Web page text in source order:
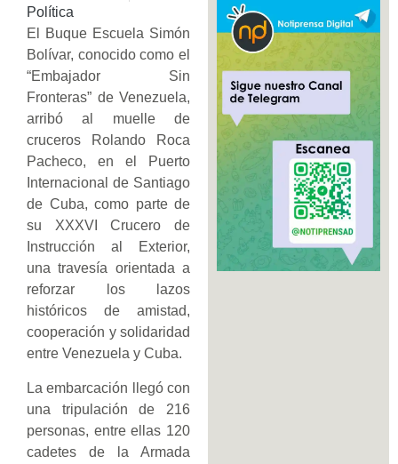
Política
El Buque Escuela Simón
Bolívar, conocido como el
“Embajador Sin
Fronteras” de Venezuela,
arribó al muelle de
cruceros Rolando Roca
Pacheco, en el Puerto
Internacional de Santiago
de Cuba, como parte de
su XXXVI Crucero de
Instrucción al Exterior,
una travesía orientada a
reforzar los lazos
históricos de amistad,
cooperación y solidaridad
entre Venezuela y Cuba.
La embarcación llegó con
una tripulación de 216
personas, entre ellas 120
cadetes de la Armada